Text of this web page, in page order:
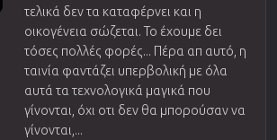
τελικά δεν τα καταφέρνει και η
οικογένεια σώζεται. Το έχουμε δει
τόσες πολλές φορές... Πέρα απ αυτό, η
ταινία φαντάζει υπερβολική με όλα
αυτά τα τεχνολογικά μαγικά που
γίνονται, όχι οτι δεν θα μπορούσαν να
γίνονται,...